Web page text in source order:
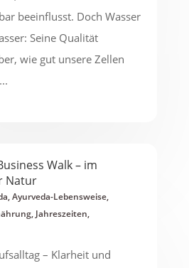
beeinflusst. Doch Wasser
Seine Qualität
wie gut unsere Zellen
Walk – im
Natur
,Ayurveda-Lebensweise,
, Jahreszeiten,
– Klarheit und